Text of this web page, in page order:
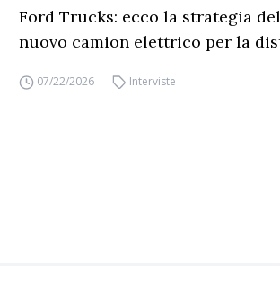
Ford Trucks: ecco la strategia
nuovo camion elettrico per la
07/22/2026 Interviste